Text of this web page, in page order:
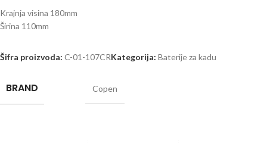
Krajnja visina 180mm
Širina 110mm
Šifra proizvoda: C-01-107CRKategorija: Baterije za kadu
BRAND Copen